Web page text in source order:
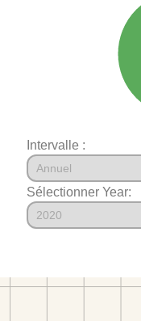
Intervalle :
Sélectionner Year: